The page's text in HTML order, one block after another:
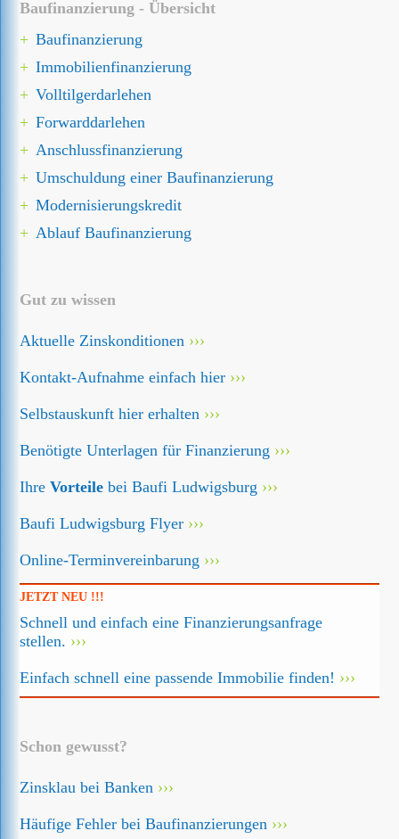
Baufinanzierung - Übersicht
Baufinanzierung
Immobilien­finanzierung
Volltilgerdarlehen
Forward­darlehen
Anschluss­finanzierung
Umschuldung einer Baufinanzierung
Modernisierungskredit
Ablauf Baufinanzierung
Gut zu wissen
Aktuelle Zinskonditionen
Kontakt-Aufnahme einfach hier
Selbstauskunft hier erhalten
Benötigte Unterlagen für Finanzierung
IhreVorteile bei Baufi Ludwigsburg
Baufi Ludwigsburg Flyer
Online-Terminvereinbarung
JETZT NEU !!!
Schnell und einfach eine Finanzierungsanfrage
stellen.
Einfach schnell eine passende Immobilie finden!
Schon gewusst?
Zinsklau bei Banken
Häufige Fehler bei Baufinanzierungen